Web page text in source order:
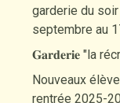
garderie du
septembre au
𝐆𝐚𝐫𝐝𝐞𝐫𝐢𝐞 "la
Nouveaux
rentrée 2025-